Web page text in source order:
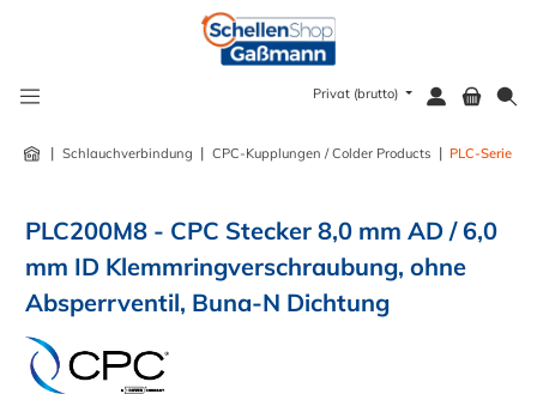
Privat (brutto)
| Schlauchverbindung | CPC-Kupplungen / Colder Products | PLC-Serie
PLC200M8 - CPC Stecker 8,0 mm AD / 6,0
mm ID Klemmringverschraubung, ohne
Absperrventil, Buna-N Dichtung